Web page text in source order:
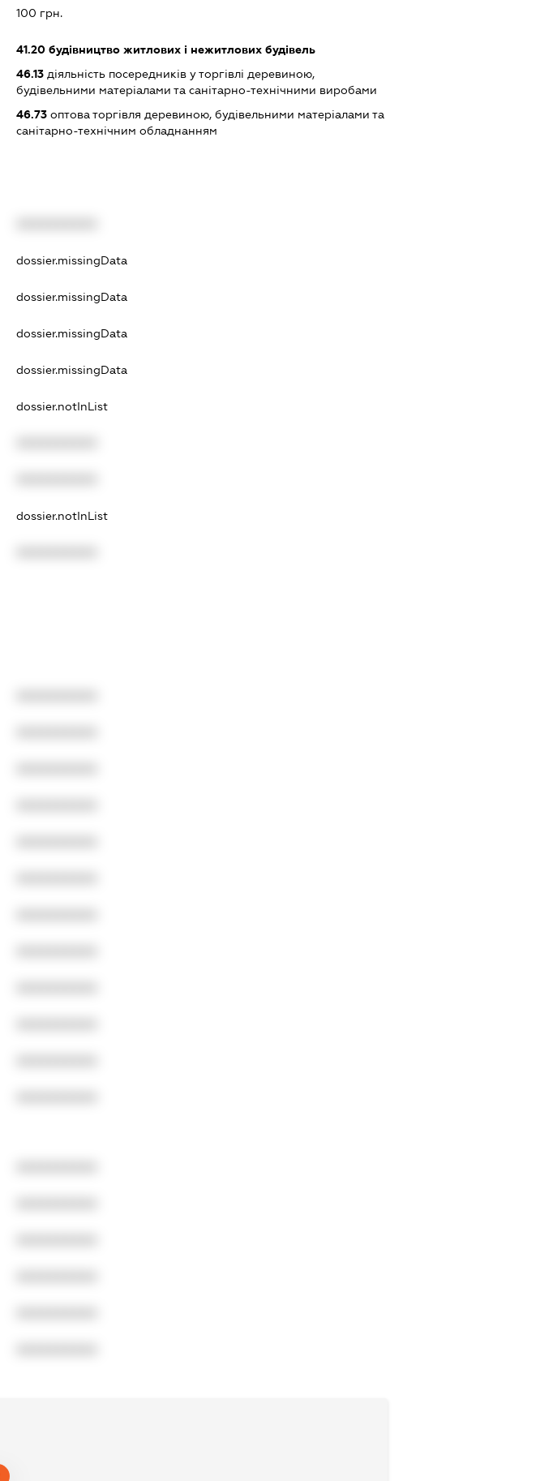
100 грн.
41.20будівництво житлових і нежитлових будівель
46.13діяльність посередників у торгівлі деревиною,
будівельними матеріалами та санітарно-технічними виробами
46.73оптова торгівля деревиною, будівельними матеріалами та
санітарно-технічним обладнанням
dossier.missingData
dossier.missingData
dossier.missingData
dossier.missingData
dossier.notInList
dossier.notInList